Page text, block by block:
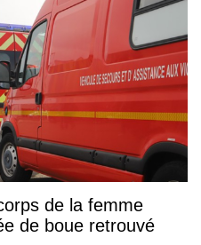
de la femme
de boue retrouvé